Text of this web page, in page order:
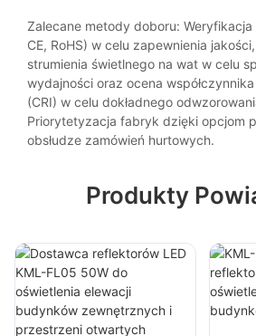
Zalecane metody doboru:
CE, RoHS) w celu zapewnienia
strumienia świetlnego na wat w celu
wydajności oraz ocena
(CRI) w celu dokładnego
Priorytetyzacja fabryk dzięki opcjom
obsłudze zamówień hurtowych.
Produkty